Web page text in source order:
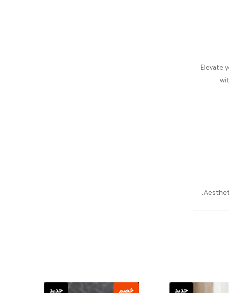
Elevate
جديد خصم جديد